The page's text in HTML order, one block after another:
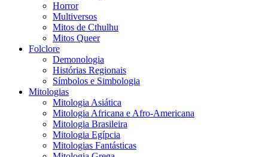
Horror
Multiversos
Mitos de Cthulhu
Mitos Queer
Folclore
Demonologia
Histórias Regionais
Símbolos e Simbologia
Mitologias
Mitologia Asiática
Mitologia Africana e Afro-Americana
Mitologia Brasileira
Mitologia Egípcia
Mitologias Fantásticas